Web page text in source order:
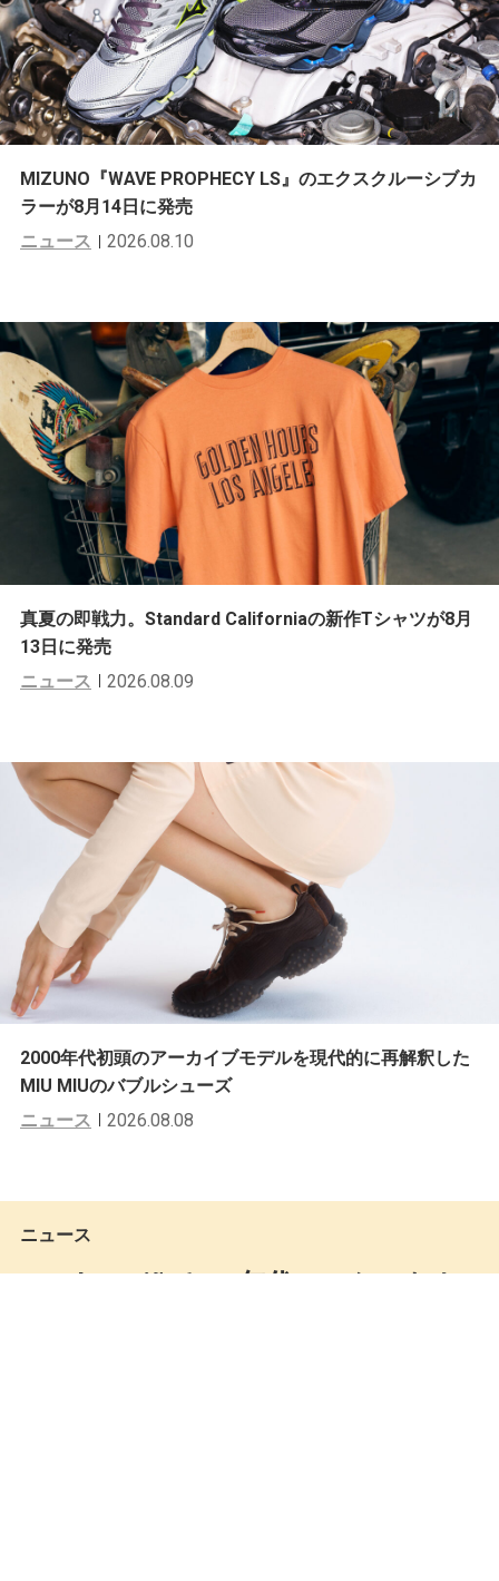
MIZUNO『WAVE PROPHECY LS』のエクスクルーシブカ
ラーが8月14日に発売
ニュース
2026.08.10
真夏の即戦力。Standard Californiaの新作Tシャツが8月
13日に発売
ニュース
2026.08.09
2000年代初頭のアーカイブモデルを現代的に再解釈した
MIU MIUのバブルシューズ
ニュース
2026.08.08
ニュース
Hombre Niñoと80年代のスケートカ